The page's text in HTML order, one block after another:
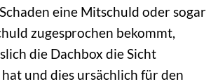
eine Mitschuld oder sogar
zugesprochen bekommt,
die Dachbox die Sicht
und dies ursächlich für den